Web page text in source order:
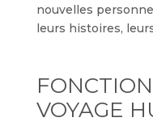
nouvelles
leurs histoires,
VOYAGE